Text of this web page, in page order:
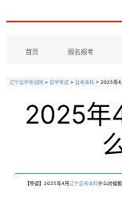
首页 报名报考
辽宁自学考试网 > 自学考试 > 自考本科 > 2025年4
2025年
【导读】2025年4月辽宁自考本科什么时候